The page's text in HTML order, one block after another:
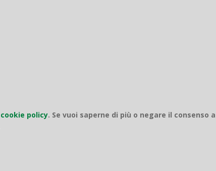
cookie policy. Se vuoi saperne di più o negare il consenso a